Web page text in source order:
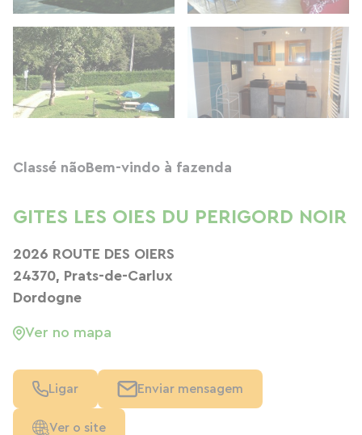
Classé nãoBem-vindo à fazenda
GITES LES OIES DU PERIGORD NOIR
2026 ROUTE DES OIERS
24370, Prats-de-Carlux
Dordogne
Ver no mapa
Ligar Enviar mensagem
Ver o site